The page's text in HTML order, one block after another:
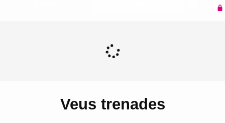
Veus trenades